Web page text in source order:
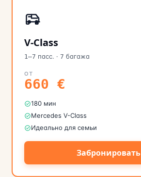
V-Class
1–7 пасс. · 7 багажа
ОТ
660 €
180 мин
Mercedes V-Class
Идеально для семьи
Забронировать